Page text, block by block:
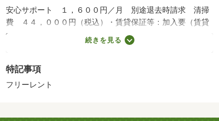
安心サポート １，６００円／月 別途退去時請求 清掃
費 ４４，０００円（税込）・賃貸保証等：加入要（賃貸
保証料 ３８，０８０円 更新料無 ただし初回保証料の
み貸主負担）・維持費等：水道代３，０００円／月・フリ
敷・礼・保証料・仲手・鍵代・前家賃１ヶ月無料！！コン
ビニ・銀行・郵便局まで徒歩１分の生活に便利な環境！！
続きを見る
特記事項
フリーレント